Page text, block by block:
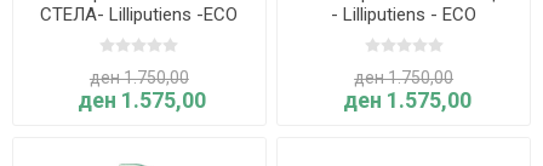
СТЕЛА- Lilliputiens -ECO
ден 1.750,00
ден 1.575,00
- Lilliputiens - ECO
ден 1.750,00
ден 1.575,00